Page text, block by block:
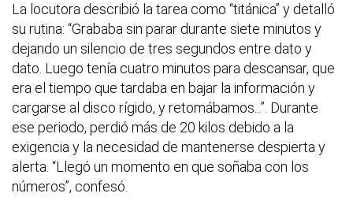
La locutora describió la tarea como “titánica” y detalló
su rutina: “Grababa sin parar durante siete minutos y
dejando un silencio de tres segundos entre dato y
dato. Luego tenía cuatro minutos para descansar, que
era el tiempo que tardaba en bajar la información y
cargarse al disco rígido, y retomábamos...”. Durante
ese periodo, perdió más de 20 kilos debido a la
exigencia y la necesidad de mantenerse despierta y
alerta. “Llegó un momento en que soñaba con los
números”, confesó.